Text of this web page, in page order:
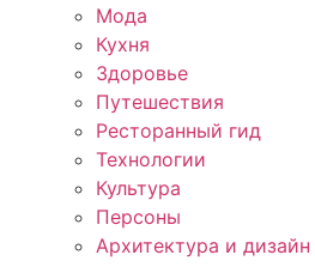
Мода
Кухня
Здоровье
Путешествия
Ресторанный гид
Технологии
Культура
Персоны
Архитектура и дизайн